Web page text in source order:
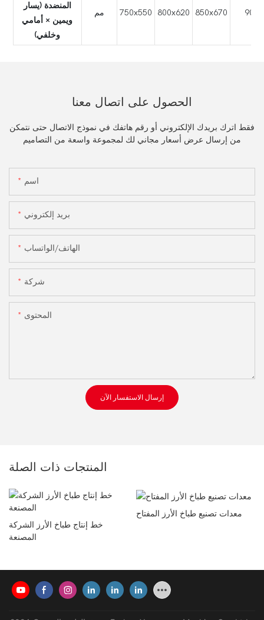
المنضدة (يسار
ويمين × أمامي
وخلفي)
مم 750x550 800x620 850x670
الحصول على اتصال معنا
فقط اترك بريدك الإلكتروني أو رقم هاتفك في نموذج الاتصال حتى نتمكن
من إرسال عرض أسعار مجاني لك لمجموعة واسعة من التصاميم
اسم
بريد إلكتروني
الهاتف/الواتساب
شركة
المحتوى
إرسال الاستفسار الآن
المنتجات ذات الصلة
خط إنتاج طباخ الأرز الشركة
المصنعة
معدات تصنيع طباخ الأرز المفتاح